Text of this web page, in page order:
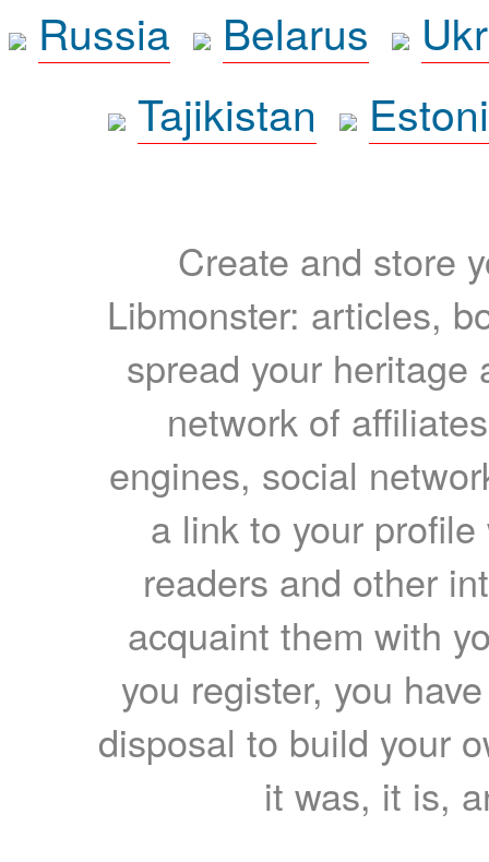
Russia
Belarus
Tajikistan
Create and store
Libmonster: articles,
spread your heritage
network of
engines, social
a link to your
readers and other
acquaint them with
you register, you
disposal to build your
it was, it is,